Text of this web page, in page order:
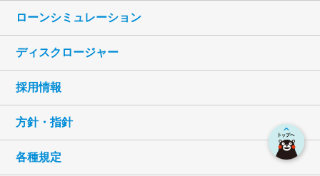
ローンシミュレーション
ディスクロージャー
採用情報
方針・指針
各種規定